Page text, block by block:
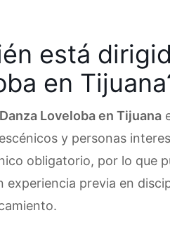
está
en
Loveloba en Tijuana
y personas
obligatorio, por lo que
experiencia previa en